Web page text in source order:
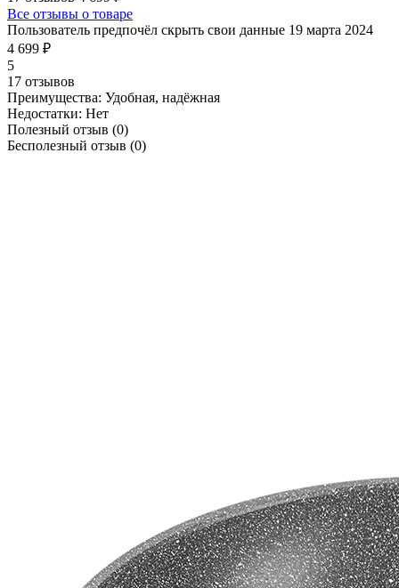
Все отзывы о товаре
Пользователь предпочёл скрыть свои данные 19 марта 2024
4 699 ₽
5
17 отзывов
Преимущества: Удобная, надëжная
Недостатки: Нет
Полезный отзыв (0)
Бесполезный отзыв (0)